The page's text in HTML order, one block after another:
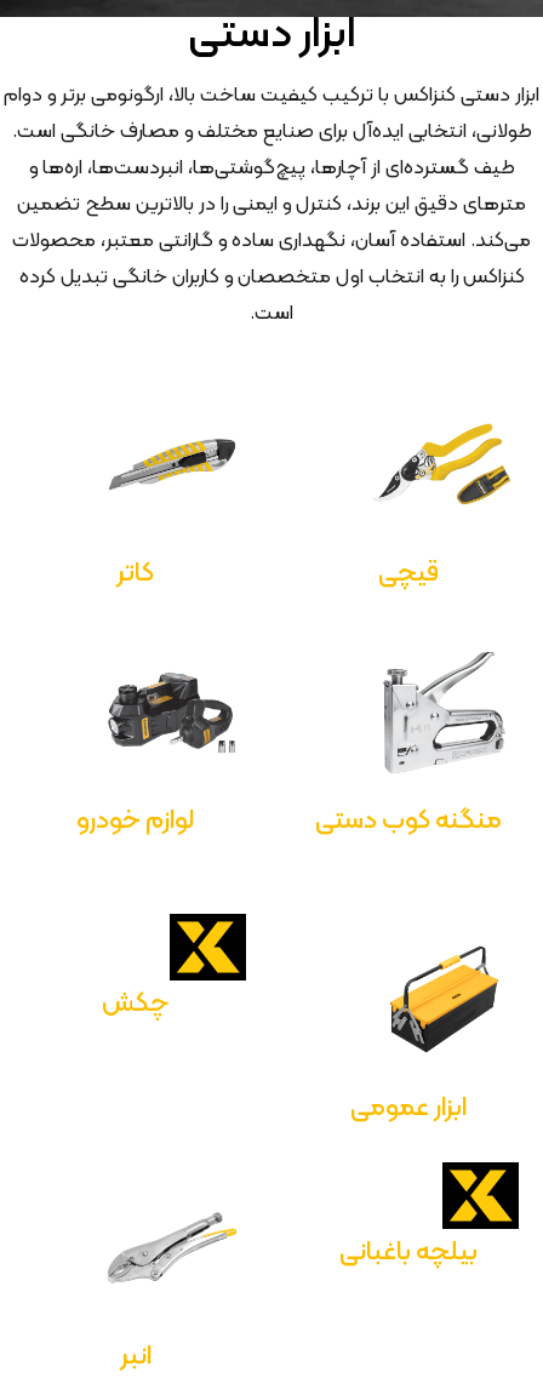
ابزار دستی
ابزار دستی کنزاکس با ترکیب کیفیت ساخت بالا، ارگونومی برتر و دوام
طولانی، انتخابی ایده‌آل برای صنایع مختلف و مصارف خانگی است.
طیف گسترده‌ای از آچارها، پیچ‌گوشتی‌ها، انبردست‌ها، اره‌ها و
مترهای دقیق این برند، کنترل و ایمنی را در بالاترین سطح تضمین
می‌کند. استفاده آسان، نگهداری ساده و گارانتی معتبر، محصولات
کنزاکس را به انتخاب اول متخصصان و کاربران خانگی تبدیل کرده
است.
قیچی کاتر
منگنه کوب دستی لوازم خودرو
ابزار عمومی
چکش
بیلچه باغبانی
انبر